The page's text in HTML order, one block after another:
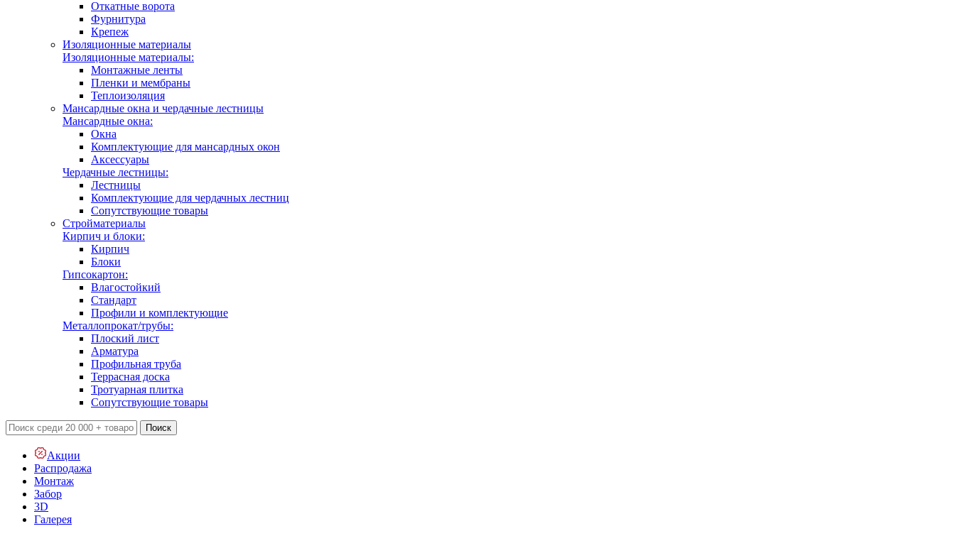
Откатные ворота
Фурнитура
Крепеж
Изоляционные материалы
Изоляционные материалы:
Монтажные ленты
Пленки и мембраны
Теплоизоляция
Мансардные окна и чердачные лестницы
Мансардные окна:
Окна
Комплектующие для мансардных окон
Аксессуары
Чердачные лестницы:
Лестницы
Комплектующие для чердачных лестниц
Сопутствующие товары
Стройматериалы
Кирпич и блоки:
Кирпич
Блоки
Гипсокартон:
Влагостойкий
Стандарт
Профили и комплектующие
Металлопрокат/трубы:
Плоский лист
Арматура
Профильная труба
Террасная доска
Тротуарная плитка
Сопутствующие товары
Поиск
Акции
Распродажа
Монтаж
Забор
3D
Галерея